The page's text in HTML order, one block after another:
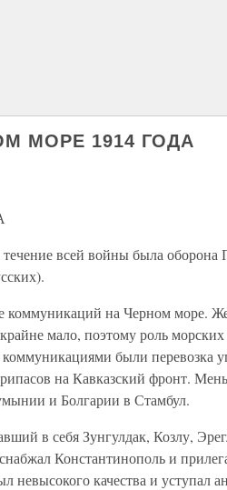
МОРЕ 1914 ГОДА
течение всей войны была оборона
коммуникаций на Черном море.
мало, поэтому роль морских
были перевозка
на Кавказский фронт.
и Болгарии в Стамбул.
в себя Зунгулдак, Козлу,
Константинополь и
невысокого качества и уступал